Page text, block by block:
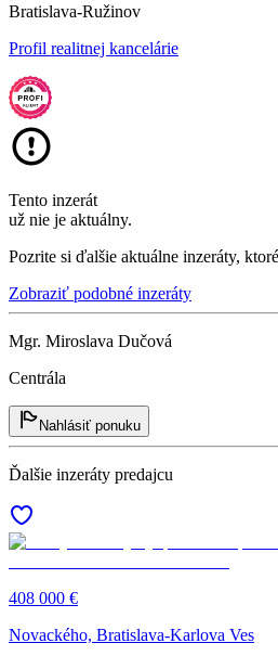
Bratislava-Ružinov
Profil realitnej kancelárie
Tento inzerát
už nie je aktuálny.
Pozrite si ďalšie aktuálne inzeráty,
Zobraziť podobné inzeráty
Mgr. Miroslava Dučová
Centrála
Nahlásiť ponuku
Ďalšie inzeráty predajcu
408 000 €
Novackého, Bratislava-Karlova Ves